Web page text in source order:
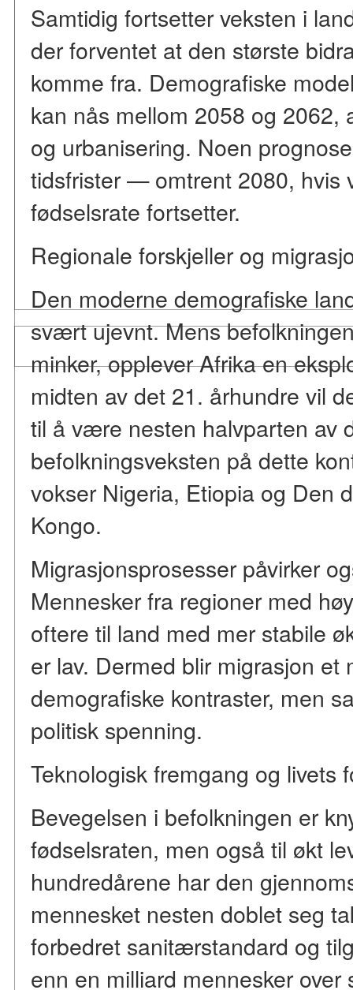
Samtidig fortsetter veksten i
der forventet at den største
komme fra. Demografiske
kan nås mellom 2058 og 2062,
og urbanisering. Noen
tidsfrister — omtrent 2080, hvis
fødselsrate fortsetter.
Regionale forskjeller og
Den moderne demografiske
svært ujevnt. Mens
minker, opplever Afrika en
midten av det 21. århundre vil
til å være nesten halvparten av
befolkningsveksten på dette
vokser Nigeria, Etiopia og Den
Kongo.
Migrasjonsprosesser påvirker
Mennesker fra regioner med
oftere til land med mer stabile
er lav. Dermed blir migrasjon
demografiske kontraster, men
politisk spenning.
Teknologisk fremgang og livets
Bevegelsen i befolkningen er
fødselsraten, men også til økt
hundredårene har den
mennesket nesten doblet seg
forbedret sanitærstandard og
enn en milliard mennesker